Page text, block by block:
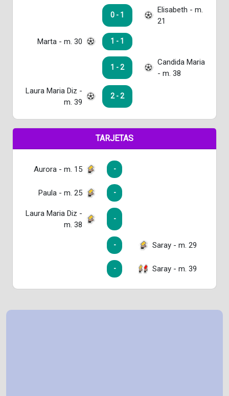
0 - 1
Elisabeth - m.
21
Marta - m. 30 1 - 1
1 - 2
Candida Maria
- m. 38
Laura Maria Diz -
m. 39
2 - 2
TARJETAS
Aurora - m. 15 -
Paula - m. 25 -
Laura Maria Diz -
m. 38
-
- Saray - m. 29
- Saray - m. 39